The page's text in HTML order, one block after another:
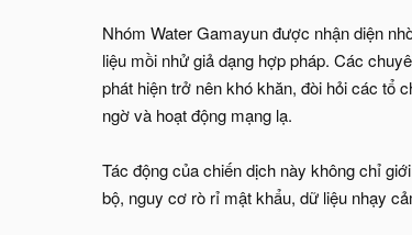
Nhóm Water Gamayun được nhận diện
liệu mồi nhử giả dạng hợp pháp. Các
phát hiện trở nên khó khăn, đòi hỏi các tổ
ngờ và hoạt động mạng lạ.
Tác động của chiến dịch này không chỉ
bộ, nguy cơ rò rỉ mật khẩu, dữ liệu nhạy